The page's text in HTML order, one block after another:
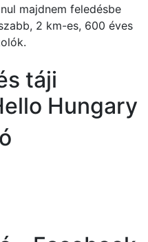
majdnem feledésbe
2 km-es, 600 éves
táji
Hungary